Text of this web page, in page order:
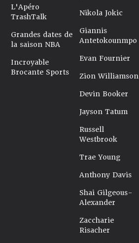
L'Apéro
TrashTalk
Grandes dates de
la saison NBA
Incroyable
Brocante Sports
Nikola Jokic
Giannis
Antetokounmpo
Evan Fournier
Zion Williamson
Devin Booker
Jayson Tatum
Russell
Westbrook
Trae Young
Anthony Davis
Shai Gilgeous-
Alexander
Zaccharie
Risacher